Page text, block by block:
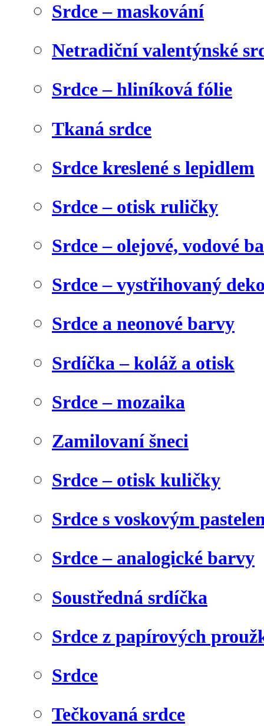
Srdce – maskování
Netradiční valentýnské
Srdce – hliníková fólie
Tkaná srdce
Srdce kreslené s lepidlem
Srdce – otisk ruličky
Srdce – olejové, vodové
Srdce – vystřihovaný
Srdce a neonové barvy
Srdíčka – koláž a otisk
Srdce – mozaika
Zamilovaní šneci
Srdce – otisk kuličky
Srdce s voskovým
Srdce – analogické barvy
Soustředná srdíčka
Srdce z papírových
Srdce
Tečkovaná srdce